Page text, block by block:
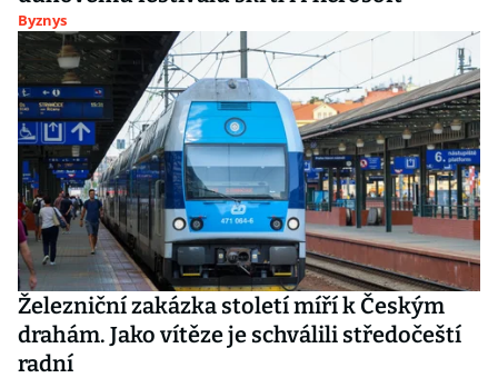
Byznys
Železniční zakázka století míří k Českým
drahám. Jako vítěze je schválili středočeští
radní